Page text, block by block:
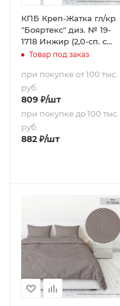
КПБ Креп-Жатка гл/кр
"Бояртекс" диз. № 19-
1718 Инжир (2,0-сп. с
европростыней)
Товар под заказ
при покупке от 100 тыс.
руб.
809 ₽/шт
при покупке до 100 тыс.
руб.
882 ₽/шт